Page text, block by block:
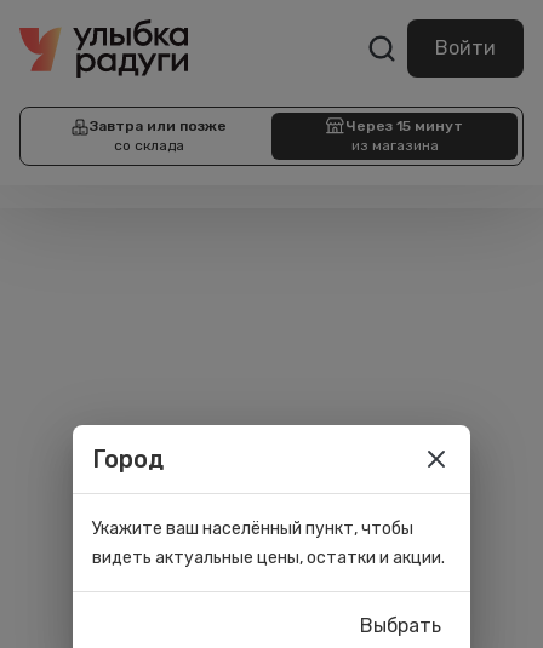
Войти
Завтра или позже
со склада
Через 15 минут
из магазина
Город
Укажите ваш населённый пункт, чтобы
видеть актуальные цены, остатки и акции.
Выбрать